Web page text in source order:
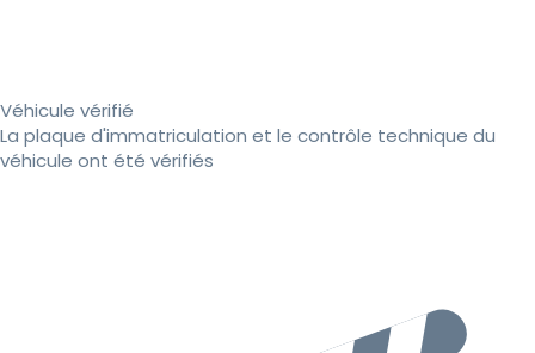
Véhicule vérifié
La plaque d'immatriculation et le contrôle technique du
véhicule ont été vérifiés